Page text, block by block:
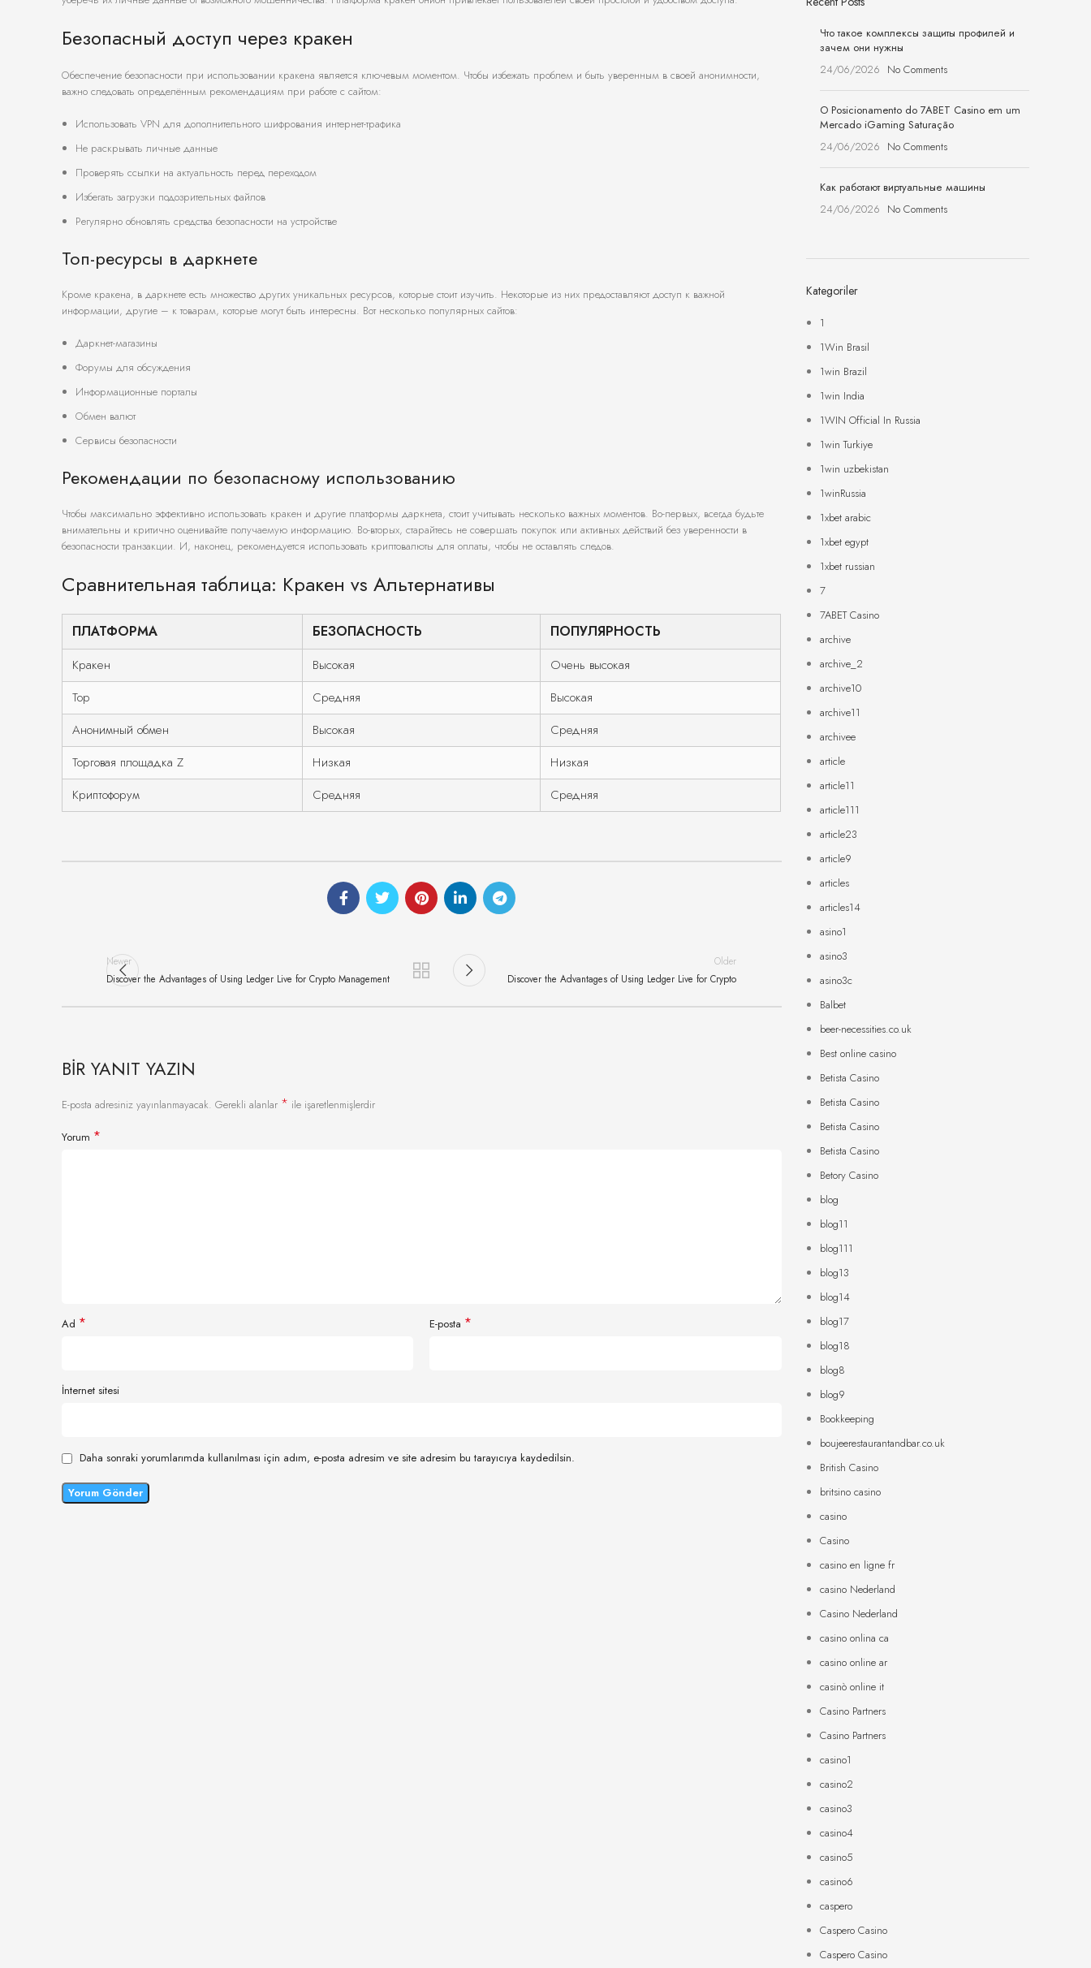
Безопасный доступ через кракен
Обеспечение безопасности при использовании кракена является ключевым моментом. Чтобы избежать проблем и быть уверенным в своей анонимности,
важно следовать определённым рекомендациям при работе с сайтом:
Использовать VPN для дополнительного шифрования интернет-трафика
Не раскрывать личные данные
Проверять ссылки на актуальность перед переходом
Избегать загрузки подозрительных файлов
Регулярно обновлять средства безопасности на устройстве
Топ-ресурсы в даркнете
Кроме кракена, в даркнете есть множество других уникальных ресурсов, которые стоит изучить. Некоторые из них предоставляют доступ к важной
информации, другие – к товарам, которые могут быть интересны. Вот несколько популярных сайтов:
Даркнет-магазины
Форумы для обсуждения
Информационные порталы
Обмен валют
Сервисы безопасности
Рекомендации по безопасному использованию
Чтобы максимально эффективно использовать кракен и другие платформы даркнета, стоит учитывать несколько важных моментов. Во-первых, всегда будьте
внимательны и критично оценивайте получаемую информацию. Во-вторых, старайтесь не совершать покупок или активных действий без уверенности в
безопасности транзакции. И, наконец, рекомендуется использовать криптовалюты для оплаты, чтобы не оставлять следов.
Сравнительная таблица: Кракен vs Альтернативы
ПЛАТФОРМА БЕЗОПАСНОСТЬ ПОПУЛЯРНОСТЬ
Кракен Высокая
Очень высокая
Тор
Средняя
Высокая
Анонимный обмен
Высокая
Средняя
Торговая площадка Z
Низкая
Низкая
Криптофорум
Средняя Средняя
Newer
Discover the Advantages of Using Ledger Live for Crypto Management
Older
Discover the Advantages of Using Ledger Live for Crypto
BIR YANIT YAZIN
E-posta adresiniz yayınlanmayacak. Gerekli alanlar * ile işaretlenmişlerdir
Yorum *
Ad * E-posta *
İnternet sitesi
Daha sonraki yorumlarımda kullanılması için adım, e-posta adresim ve site adresim bu tarayıcıya kaydedilsin.
Что такое комплексы защиты профилей и
зачем они нужны
24/06/2026 No Comments
O Posicionamento do 7ABET Casino em um
Mercado iGaming Saturação
24/06/2026 No Comments
Как работают виртуальные машины
24/06/2026 No Comments
Kategoriler
1
1Win Brasil
1win Brazil
1win India
1WIN Official In Russia
1win Turkiye
1win uzbekistan
1winRussia
1xbet arabic
1xbet egypt
1xbet russian
7
7ABET Casino
archive
archive_2
archive10
archive11
archivee
article
article11
article111
article23
article9
articles
articles14
asino1
asino3
asino3c
Balbet
beer-necessities.co.uk
Best online casino
Betista Casino
Betista Casino
Betista Casino
Betista Casino
Betory Casino
blog
blog11
blog111
blog13
blog14
blog17
blog18
blog8
blog9
Bookkeeping
boujeerestaurantandbar.co.uk
British Casino
britsino casino
casino
Casino
casino en ligne fr
casino Nederland
Casino Nederland
casino onlina ca
casino online ar
casinò online it
Casino Partners
Casino Partners
casino1
casino2
casino3
casino4
casino5
casino6
caspero
Caspero Casino
Caspero Casino